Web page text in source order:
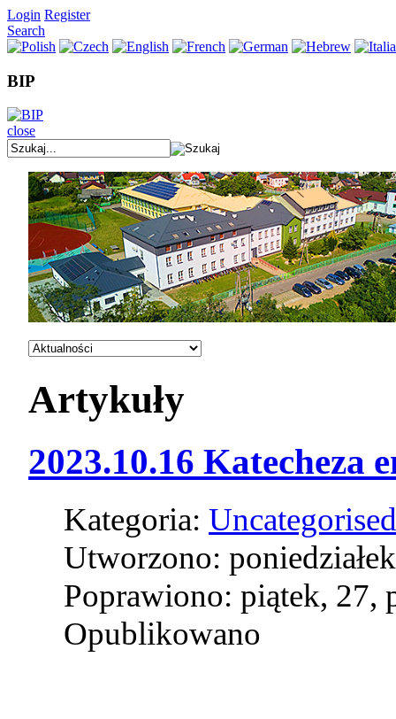
Login Register
Search
BIP
close
Artykuły
2023.10.16 Katecheza
Kategoria:
Utworzono:
Poprawiono: piątek, 27,
Opublikowano